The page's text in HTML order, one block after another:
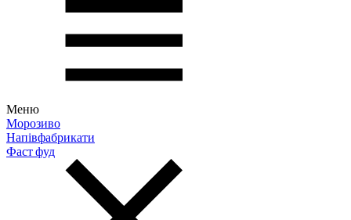
Меню
Морозиво
Напівфабрикати
Фаст фуд